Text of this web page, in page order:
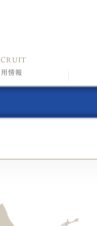
情報